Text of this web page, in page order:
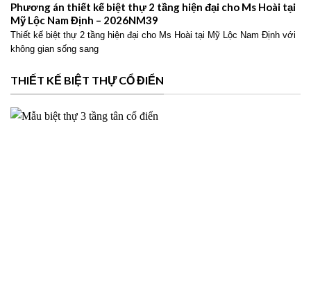
Phương án thiết kế biệt thự 2 tầng hiện đại cho Ms Hoài tại
Mỹ Lộc Nam Định – 2026NM39
Thiết kế biệt thự 2 tầng hiện đại cho Ms Hoài tại Mỹ Lộc Nam Định với
không gian sống sang
THIẾT KẾ BIỆT THỰ CỔ ĐIỂN